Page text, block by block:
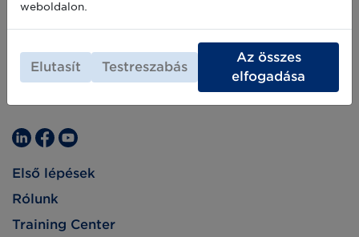
Első lépések
Rólunk
Training Center
weboldalon.
Elutasít Testreszabás
Az összes
elfogadása